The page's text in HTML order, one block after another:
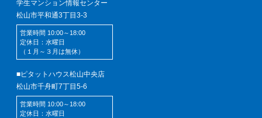
学生マンション情報センター
松山市平和通3丁目3-3
営業時間 10:00～18:00
定休日：水曜日
（１月～３月は無休）
■ピタットハウス松山中央店
松山市千舟町7丁目5-6
営業時間 10:00～18:00
定休日：水曜日